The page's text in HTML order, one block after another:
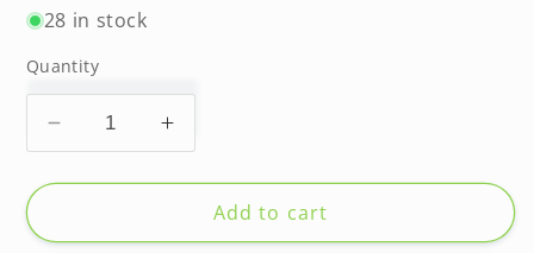
28 in stock
Quantity
Decrease
quantity
for
-
Increase
quantity
for
Felicitare
-
Add to cart